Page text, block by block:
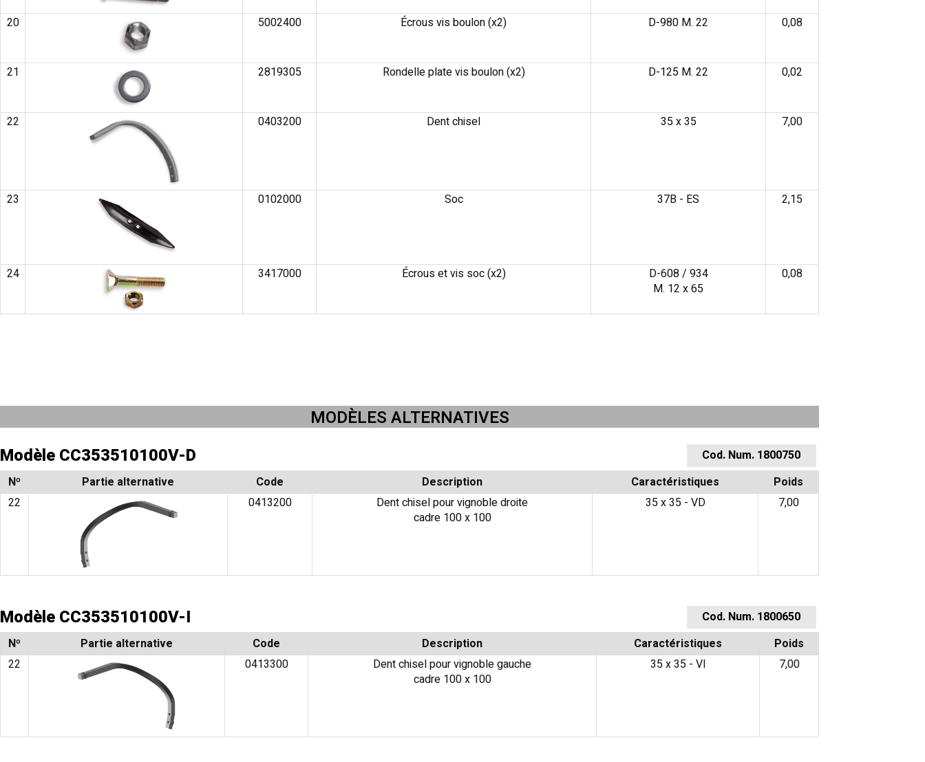
20 5002400 Écrous vis boulon (x2) D-980 M. 22 0,08
21 2819305 Rondelle plate vis boulon (x2) D-125 M. 22 0,02
22 0403200 Dent chisel 35 x 35 7,00
23 0102000 Soc 37B - ES 2,15
24 3417000 Écrous et vis soc (x2)
D-608 / 934
M. 12 x 65
0,08
MODÈLES ALTERNATIVES
Modèle CC353510100V-D
Cod. Num. 1800750
Nº
Partie alternative Code Description Caractéristiques
Poids
22
0413200
Dent chisel pour vignoble droite
cadre 100 x 100
35 x 35 - VD 7,00
Modèle CC353510100V-I​
Cod. Num. 1800650
Nº
Partie alternative Code Description Caractéristiques
Poids
22
0413300
Dent chisel pour vignoble gauche
cadre 100 x 100
35 x 35 - VI 7,00